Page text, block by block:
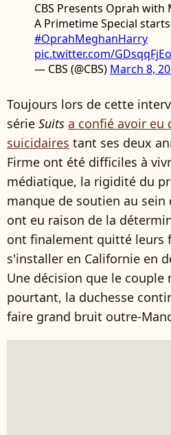
CBS Presents Oprah
A Primetime Special starts
#OprahMeghanHarry
pic.twitter.com/
— CBS (@CBS) March 8,
Toujours lors de cette
série Suits a confié avoir eu
suicidaires tant ses deux
Firme ont été difficiles à
médiatique, la rigidité du
manque de soutien au
ont eu raison de la
ont finalement quitté leurs
s'installer en Californie en
Une décision que le
pourtant, la duchesse
faire grand bruit outre-